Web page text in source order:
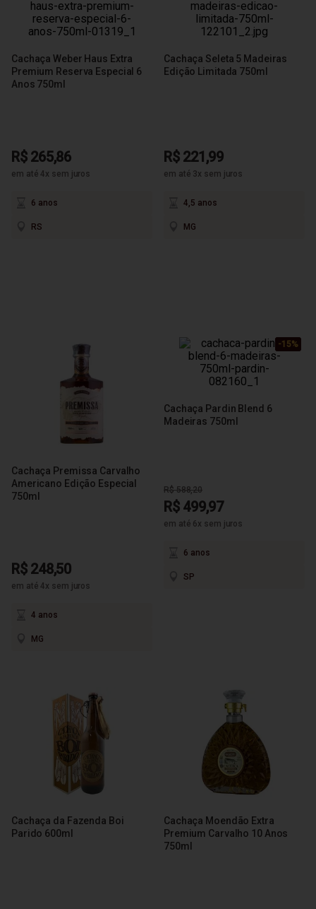
Cachaça Weber Haus Extra
Premium Reserva Especial 6
Anos 750ml
R$ 265,86
em até 4x sem juros
6 anos
RS
Cachaça Seleta 5 Madeiras
Edição Limitada 750ml
R$ 221,99
em até 3x sem juros
4,5 anos
MG
Cachaça Premissa Carvalho
Americano Edição Especial
750ml
R$ 248,50
em até 4x sem juros
4 anos
MG
-15%
-15%
-15%
Cachaça Pardin Blend 6
Madeiras 750ml
R$ 588,20
R$ 499,97
em até 6x sem juros
6 anos
SP
Cachaça da Fazenda Boi
Parido 600ml
Cachaça Moendão Extra
Premium Carvalho 10 Anos
750ml